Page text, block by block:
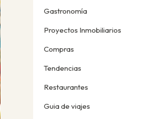
Gastronomía
Proyectos Inmobiliarios
Compras
Tendencias
Restaurantes
Guia de viajes